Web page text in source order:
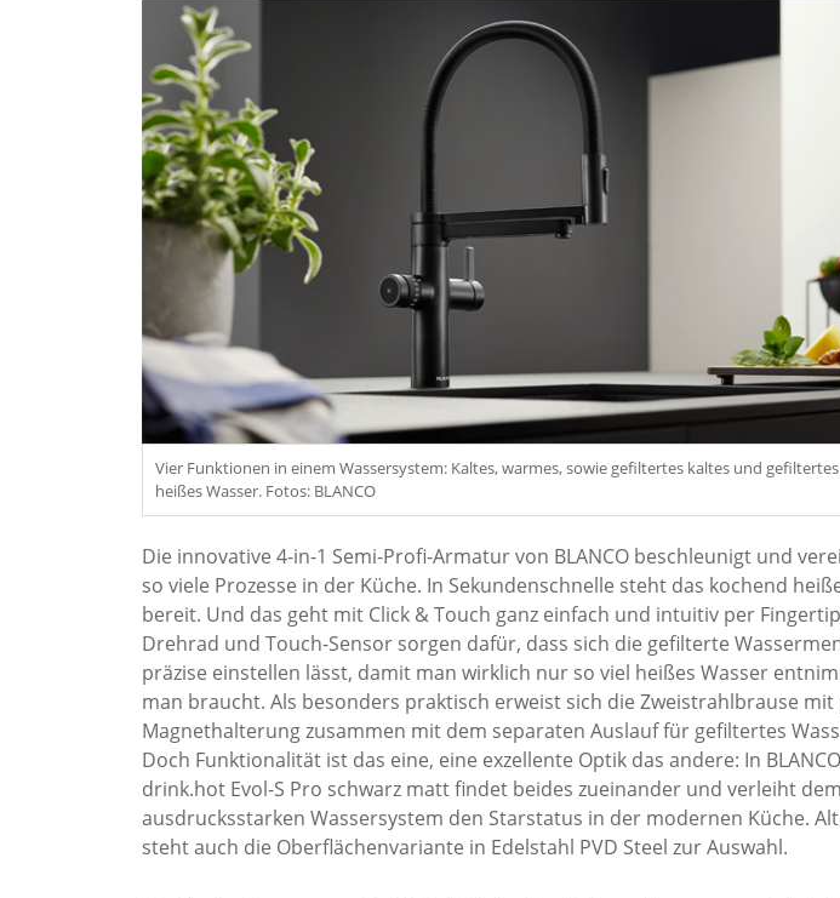
Vier Funktionen in einem Wassersystem: Kaltes, warmes, sowie gefiltertes kaltes und
heißes Wasser. Fotos: BLANCO
Die innovative 4-in-1 Semi-Profi-Armatur von BLANCO beschleunigt und
so viele Prozesse in der Küche. In Sekundenschnelle steht das kochend
bereit. Und das geht mit Click & Touch ganz einfach und intuitiv per
Drehrad und Touch-Sensor sorgen dafür, dass sich die gefilterte
präzise einstellen lässt, damit man wirklich nur so viel heißes Wasser
man braucht. Als besonders praktisch erweist sich die Zweistrahlbrause mit
Magnethalterung zusammen mit dem separaten Auslauf für gefiltertes
Doch Funktionalität ist das eine, eine exzellente Optik das andere: In BLANCO
drink.hot Evol-S Pro schwarz matt findet beides zueinander und verleiht dem
ausdrucksstarken Wassersystem den Starstatus in der modernen Küche.
steht auch die Oberflächenvariante in Edelstahl PVD Steel zur Auswahl.